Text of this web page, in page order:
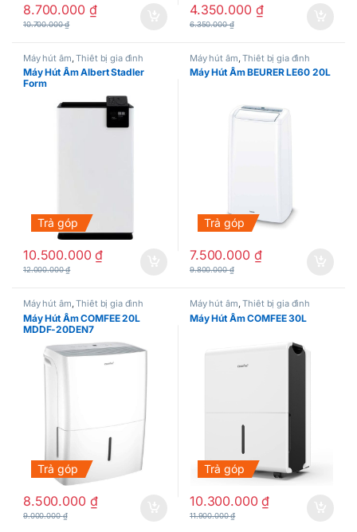
8.700.000 ₫
10.700.000₫
4.350.000 ₫
6.350.000₫
Máy hút ẩm,Thiết bị gia đình
Máy Hút Ẩm Albert Stadler
Form
Trả góp
10.500.000₫
12.000.000₫
Máy hút ẩm,Thiết bị gia đình
Máy Hút Ẩm BEURER LE60 20L
Trả góp
7.500.000 ₫
9.800.000₫
Máy hút ẩm,Thiết bị gia đình
Máy Hút Ẩm COMFEE 20L
MDDF-20DEN7
Trả góp
8.500.000 ₫
9.000.000₫
Máy hút ẩm,Thiết bị gia đình
Máy Hút Ẩm COMFEE 30L
Trả góp
10.300.000₫
11.900.000₫